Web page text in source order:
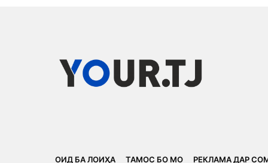
ОИД БА ЛОИҲА ТАМОС БО МО РЕКЛАМА ДАР